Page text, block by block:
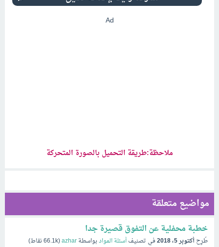
Ad
ملاحظة:طريقة التحميل بالصورة المتحركة
مواضيع متعلقة
خطبة محفلية عن التفوق قصيرة جدا
طُرِحأكتوبر 5، 2018 في تصنيفأسئلة الموادبواسطةazhar
(
66.1kنقاط)